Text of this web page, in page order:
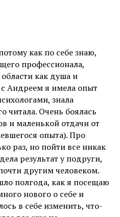
как по себе знаю,
профессионала,
как душа и
с Андреем я имела опыт
знала
читала. Очень боялась
и маленькой отдачи от
опыта). Про
раз, но пойти все никак
результат у подруги,
другим человеком.
полгода, как я посещаю
нового о себе и
в себе изменить, что-